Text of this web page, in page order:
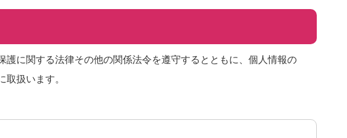
に関する法律その他の関係法令を遵守するとともに、個人情報の
扱います。